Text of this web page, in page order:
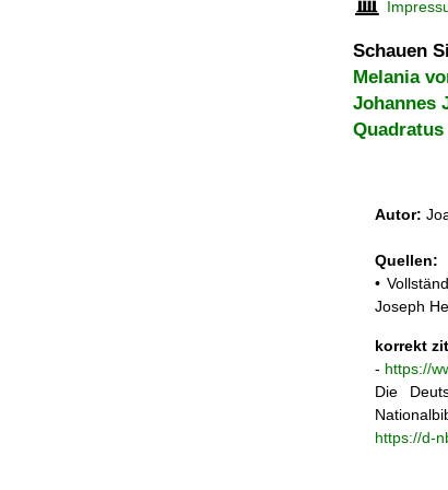
Schauen
Melania
Johannes
Autor:
Quellen:
•
Joseph
korrekt
- https://
Die
https://d-